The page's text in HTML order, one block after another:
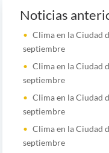
Noticias
Clima en la Ciudad
septiembre
Clima en la Ciudad
septiembre
Clima en la Ciudad
septiembre
Clima en la Ciudad
septiembre